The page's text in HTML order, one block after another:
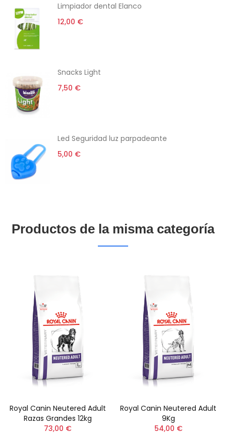
Limpiador dental Elanco
12,00 €
Snacks Light
7,50 €
Led Seguridad luz parpadeante
5,00 €
Productos de la misma categoría
Royal Canin Neutered Adult
Razas Grandes 12kg
73,00 €
Royal Canin Neutered Adult
9Kg
54,00 €